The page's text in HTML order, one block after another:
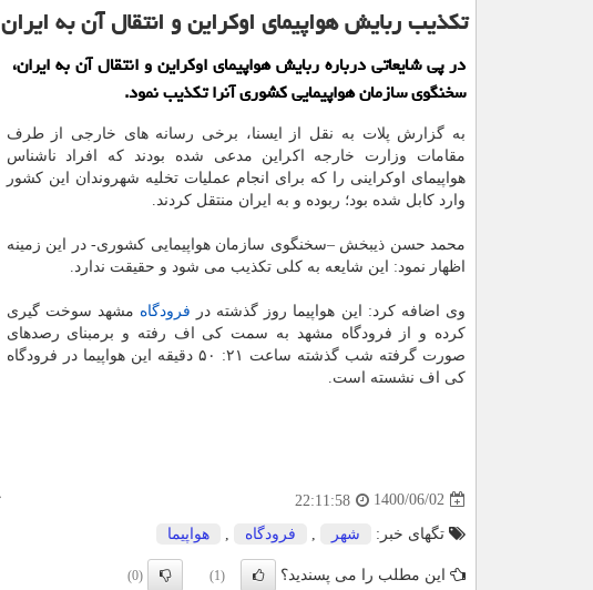
تکذیب ربایش هواپیمای اوکراین و انتقال آن به ایران
در پی شایعاتی درباره ربایش هواپیمای اوکراین و انتقال آن به ایران،
سخنگوی سازمان هواپیمایی کشوری آنرا تکذیب نمود.
به گزارش پلات به نقل از ایسنا، برخی رسانه های خارجی از طرف
مقامات وزارت خارجه اکراین مدعی شده بودند که افراد ناشناس
هواپیمای اوکراینی را که برای انجام عملیات تخلیه شهروندان این کشور
وارد کابل شده بود؛ ربوده و به ایران منتقل کردند.
محمد حسن ذیبخش –سخنگوی سازمان هواپیمایی کشوری- در این زمینه
اظهار نمود: این شایعه به کلی تکذیب می شود و حقیقت ندارد.
وی اضافه کرد: این هواپیما روز گذشته در فرودگاه مشهد سوخت گیری
کرده و از فرودگاه مشهد به سمت کی اف رفته و برمبنای رصدهای
صورت گرفته شب گذشته ساعت ۲۱: ۵۰ دقیقه این هواپیما در فرودگاه
کی اف نشسته است.
1400/06/02
22:11:58
تگهای خبر: شهر فرودگاه هواپیما
این مطلب را می پسندید؟ (1)
(0)